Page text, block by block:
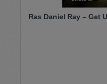
Ras Daniel Ray – Get